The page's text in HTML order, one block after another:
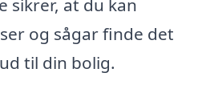
sikrer, at du kan
og sågar finde det
til din bolig.